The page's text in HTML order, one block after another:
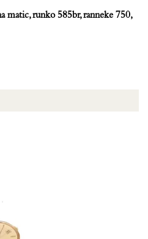
matic, runko 585br, ranneke 750,